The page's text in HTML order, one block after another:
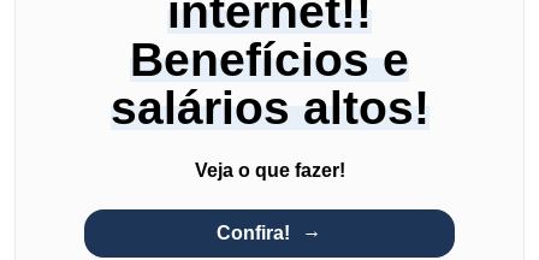
internet!!
Benefícios e
salários altos!
Veja o que fazer!
Confira!